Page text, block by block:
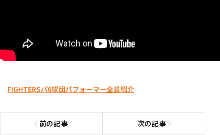
FIGHTERSパ6球団パフォーマー全員紹介
前の記事
前の記事へ 次の記事次の記事へ